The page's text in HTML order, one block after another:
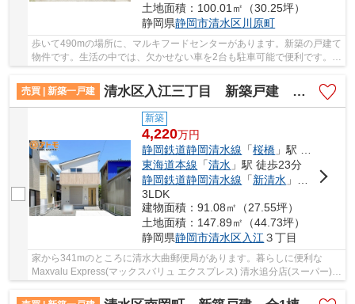
土地面積：100.01㎡（30.25坪）
静岡県静岡市清水区川原町
歩いて490mの場所に、マルキフードセンターがあります。新築の戸建て
物件です。生活の中では、欠かせない車を2台も駐車可能で便利です。浴
室乾燥機付き物件ならば、日中でなくても洗濯...
売買 | 新築一戸建
清水区入江三丁目 新築戸建 全1棟
新築
4,220万円
静岡鉄道静岡清水線 「桜橋 」駅 徒歩8分
東海道本線 「清水 」駅 徒歩23分
静岡鉄道静岡清水線 「新清水 」駅 徒歩17分
3LDK
建物面積：91.08㎡（27.55坪）
土地面積：147.89㎡（44.73坪）
静岡県静岡市清水区入江 ３丁目
家から341mのところに清水大曲郵便局があります。暮らしに便利な
Maxvalu Express(マックスバリュ エクスプレス) 清水追分店(スーパー)が
こちらから407mのところにあります。快適な暮ら...